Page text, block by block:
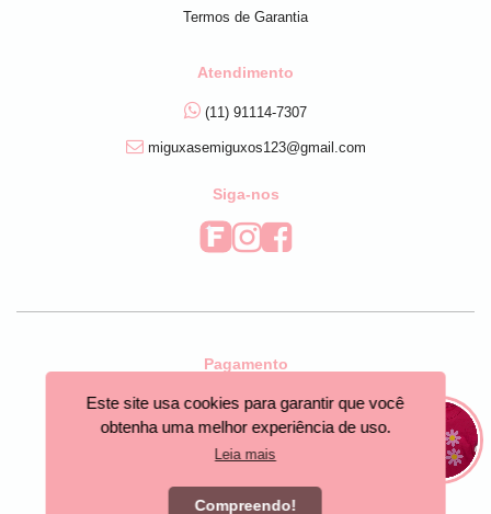
Este site usa cookies para garantir que você
obtenha uma melhor experiência de uso.
Leia mais
Compreendo!
Termos de Garantia
Atendimento
(11) 91114-7307
miguxasemiguxos123@gmail.com
Siga-nos
Pagamento